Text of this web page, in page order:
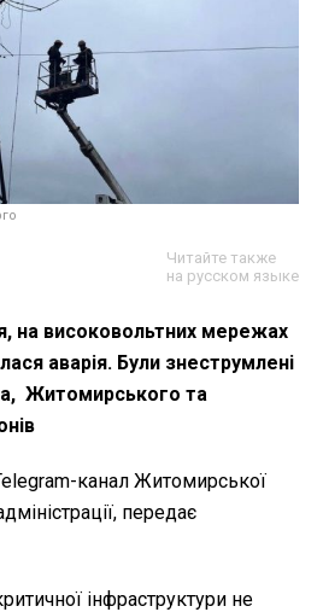
Читайте также
на русском языке
на високовольтних мережах
аварія. Були знеструмлені
Житомирського та
канал Житомирської
передає
інфраструктури не